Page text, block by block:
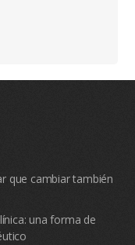
que cambiar también
una forma de